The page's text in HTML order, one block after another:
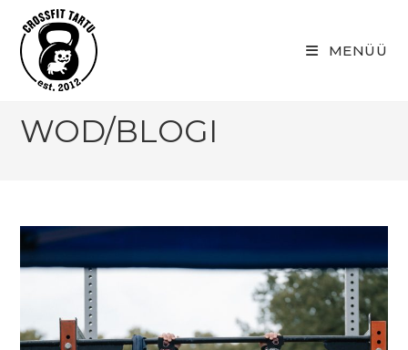
content
MENÜÜ
WOD/BLOGI